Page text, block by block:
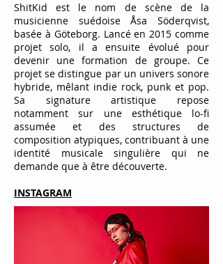
ShitKid est le nom de scène de la
musicienne suédoise Åsa Söderqvist,
basée à Göteborg. Lancé en 2015 comme
projet solo, il a ensuite évolué pour
devenir une formation de groupe. Ce
projet se distingue par un univers sonore
hybride, mêlant indie rock, punk et pop.
Sa signature artistique repose
notamment sur une esthétique lo-fi
assumée et des structures de
composition atypiques, contribuant à une
identité musicale singulière qui ne
demande que à être découverte.
INSTAGRAM